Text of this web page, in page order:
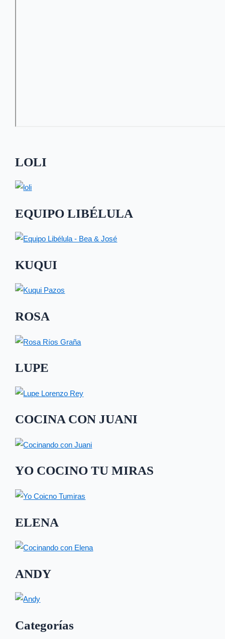
LOLI
EQUIPO LIBÉLULA
KUQUI
ROSA
LUPE
COCINA CON JUANI
YO COCINO TU MIRAS
ELENA
ANDY
Categorías